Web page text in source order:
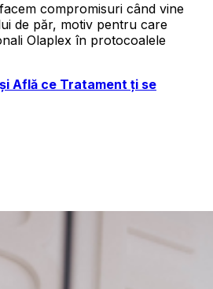
compromisuri când vine
de păr, motiv pentru care
Olaplex în protocoalele
Află ce Tratament ți se